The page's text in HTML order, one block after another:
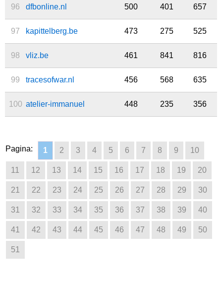
96 dfbonline.nl 500 401 657
97 kapittelberg.be 473 275 525
98 vliz.be 461 841 816
99 tracesofwar.nl 456 568 635
100 atelier-immanuel 448 235 356
Pagina: 1 2 3 4 5 6 7 8 9 10
11 12 13 14 15 16 17 18 19 20
21 22 23 24 25 26 27 28 29 30
31 32 33 34 35 36 37 38 39 40
41 42 43 44 45 46 47 48 49 50
51